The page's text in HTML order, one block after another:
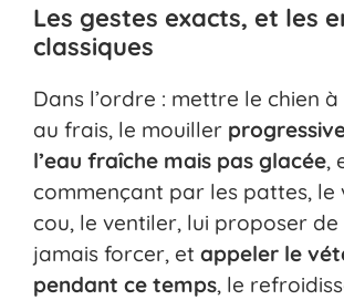
Les gestes exacts, et les
classiques
Dans l’ordre : mettre le chien à
au frais, le mouiller
l’eau fraîche mais pas glacée,
commençant par les pattes, le
cou, le ventiler, lui proposer de
jamais forcer, et appeler le
pendant ce temps, le